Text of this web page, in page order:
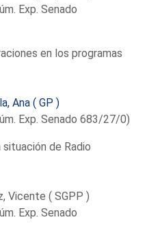
Exp. Senado
en los programas
Ana ( GP )
Exp. Senado 683/27/0)
situación de Radio
Vicente ( SGPP )
Exp. Senado